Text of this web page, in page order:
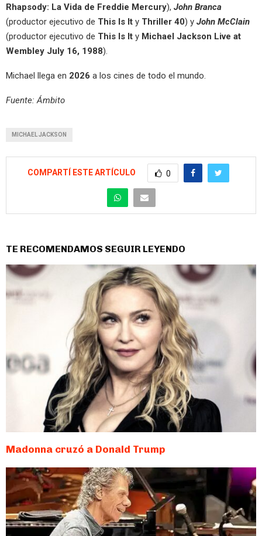
Rhapsody: La Vida de Freddie Mercury), John Branca
(productor ejecutivo de This Is It y Thriller 40) y John McClain
(productor ejecutivo de This Is It y Michael Jackson Live at
Wembley July 16, 1988).
Michael llega en 2026 a los cines de todo el mundo.
Fuente: Ámbito
MICHAEL JACKSON
COMPARTÍ ESTE ARTÍCULO 0
TE RECOMENDAMOS SEGUIR LEYENDO
Madonna cruzó a Donald Trump